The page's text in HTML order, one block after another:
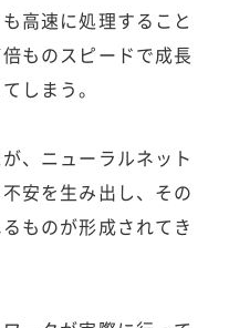
高速に処理すること
ものスピードで成長
しまう。
、ニューラルネット
安を生み出し、その
ものが形成されてき